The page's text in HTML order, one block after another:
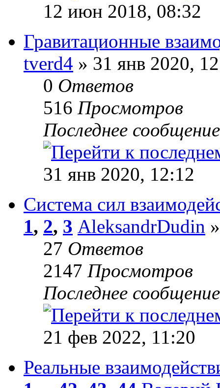
12 июн 2018, 08:32
Гравитационные
tverd4 » 31 янв 2020,
0 Ответов
516 Просмотров
Последнее
31 янв 2020, 12:12
Система сил
1, 2, 3 AleksandrDudin
27 Ответов
2147 Просмотров
Последнее
21 фев 2022, 11:20
Реальные